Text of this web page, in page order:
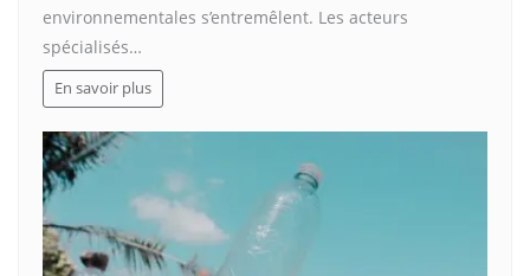
environnementales s’entremêlent. Les acteurs
spécialisés…
En savoir plus